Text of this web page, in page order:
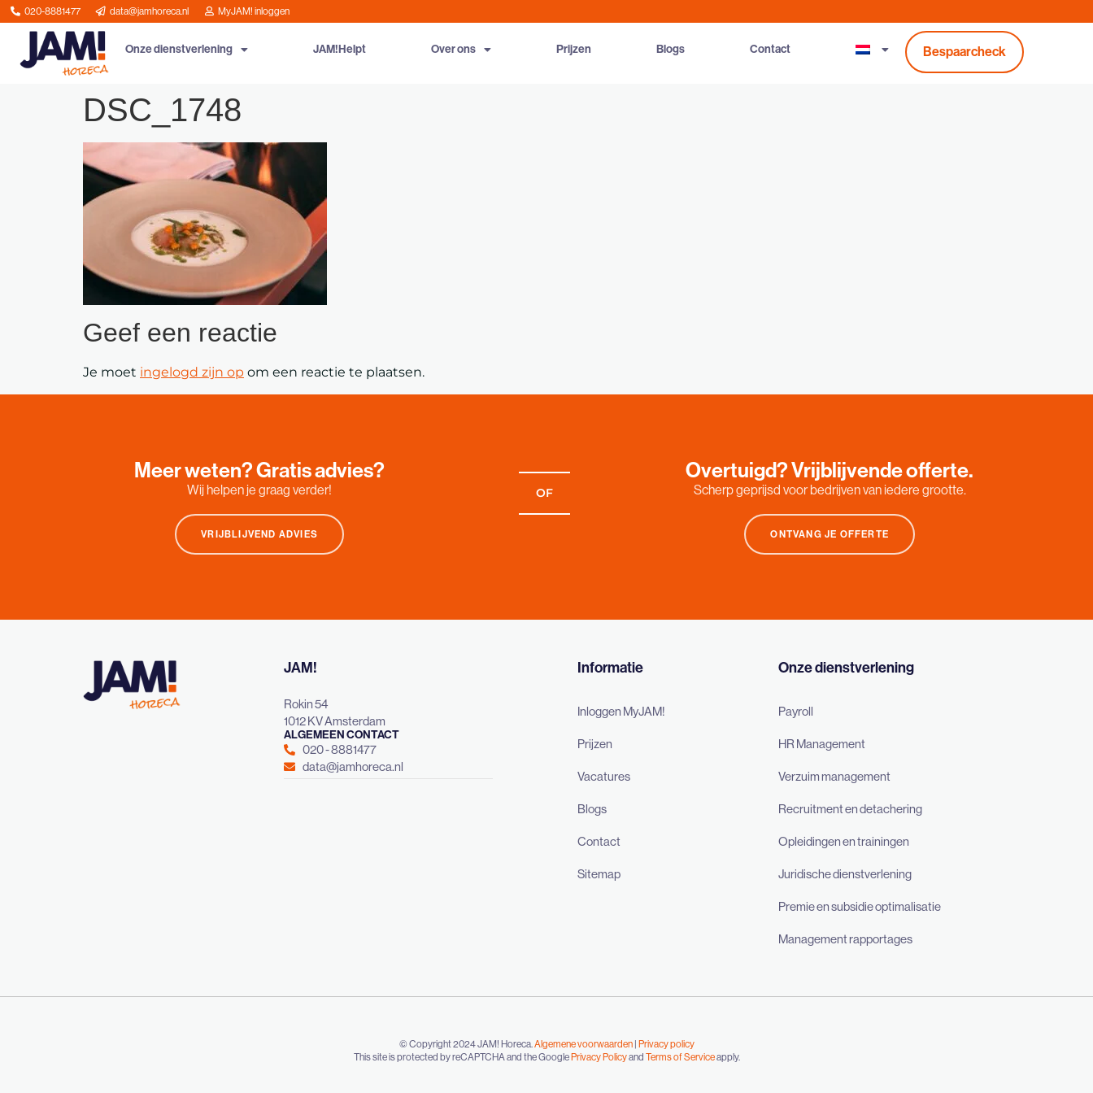
020-8881477 data@jamhoreca.nl MyJAM! inloggen
Onze dienstverlening JAM!Helpt Over ons Prijzen Blogs Contact Bespaarcheck
DSC_1748
Geef een reactie
Je moet ingelogd zijn op om een reactie te plaatsen.
Meer weten? Gratis advies?
Wij helpen je graag verder!
VRIJBLIJVEND ADVIES
OF
Overtuigd? Vrijblijvende offerte.
Scherp geprijsd voor bedrijven van iedere grootte.
ONTVANG JE OFFERTE
JAM!
Rokin 54
1012 KV Amsterdam
ALGEMEEN CONTACT
020 - 8881477
data@jamhoreca.nl
Informatie
Inloggen MyJAM!
Prijzen
Vacatures
Blogs
Contact
Sitemap
Onze dienstverlening
Payroll
HR Management
Verzuim management
Recruitment en detachering
Opleidingen en trainingen
Juridische dienstverlening
Premie en subsidie optimalisatie
Management rapportages
© Copyright 2024 JAM! Horeca.Algemene voorwaarden| Privacy policy
This site is protected by reCAPTCHA and the Google Privacy Policyand Terms of Serviceapply.